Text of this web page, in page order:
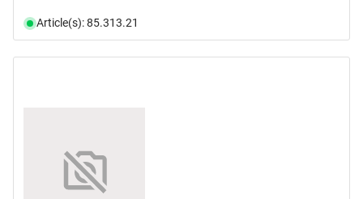
Article(s): 85.313.21